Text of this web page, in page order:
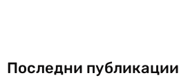
Последни публикации